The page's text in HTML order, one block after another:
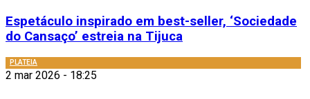
Espetáculo inspirado em best-seller, ‘Sociedade
do Cansaço’ estreia na Tijuca
PLATEIA
2 mar 2026 - 18:25